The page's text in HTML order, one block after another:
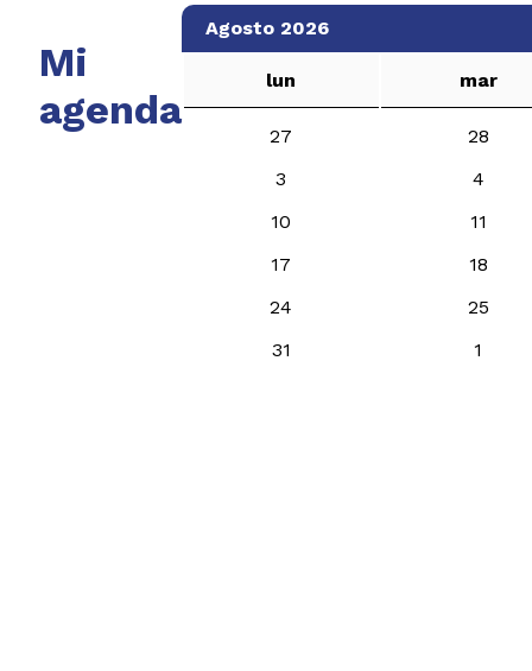
Mi
agenda
Agosto 2026
lun mar
27
28
3
4
10
11
17
18
24
25
31
1